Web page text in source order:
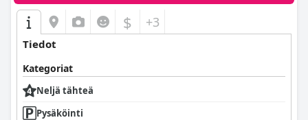
$ +3
Tiedot
Kategoriat
Neljä tähteä
Pysäköinti